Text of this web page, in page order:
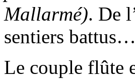
Mallarmé). De
sentiers battus…
Le couple flûte